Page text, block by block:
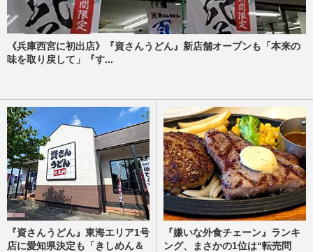
《兵庫西宮に初出店》『資さんうどん』新店舗オープンも「本来の
味を取り戻して」『す...
『資さんうどん』東海エリア1号
店に愛知県決定も「きしめん＆
『嫌いな外食チェーン』ランキ
ング、まさかの1位は“転売問